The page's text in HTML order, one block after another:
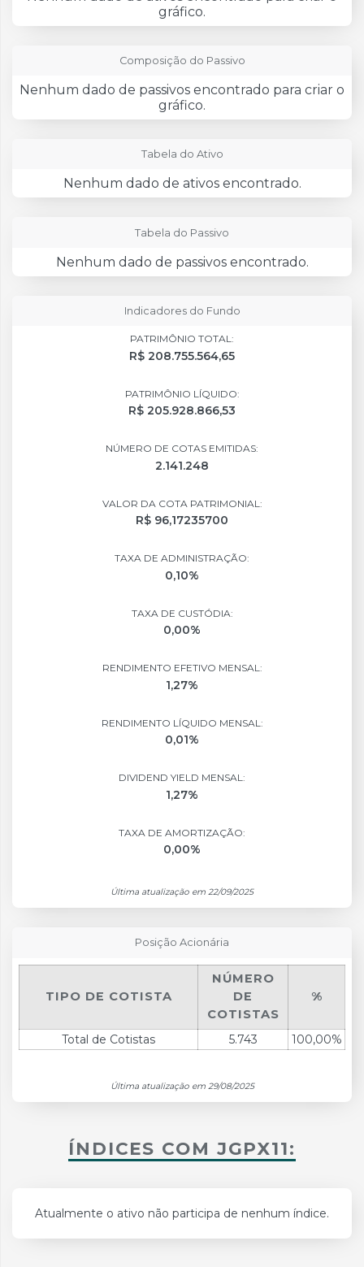
gráfico.
Composição do Passivo
Nenhum dado de passivos encontrado para criar o
gráfico.
Tabela do Ativo
Nenhum dado de ativos encontrado.
Tabela do Passivo
Nenhum dado de passivos encontrado.
Indicadores do Fundo
PATRIMÔNIO TOTAL:
R$ 208.755.564,65
PATRIMÔNIO LÍQUIDO:
R$ 205.928.866,53
NÚMERO DE COTAS EMITIDAS:
2.141.248
VALOR DA COTA PATRIMONIAL:
R$ 96,17235700
TAXA DE ADMINISTRAÇÃO:
0,10%
TAXA DE CUSTÓDIA:
0,00%
RENDIMENTO EFETIVO MENSAL:
1,27%
RENDIMENTO LÍQUIDO MENSAL:
0,01%
DIVIDEND YIELD MENSAL:
1,27%
TAXA DE AMORTIZAÇÃO:
0,00%
Última atualização em 22/09/2025
Posição Acionária
TIPO DE COTISTA
NÚMERO
DE
COTISTAS
%
Total de Cotistas 5.743 100,00%
Última atualização em 29/08/2025
ÍNDICES COM JGPX11:
Atualmente o ativo não participa de nenhum índice.